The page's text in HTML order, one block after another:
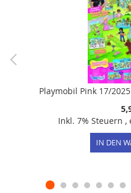
Playmobil Pink 17/
Inkl. 7% Steuern ,
IN DEN